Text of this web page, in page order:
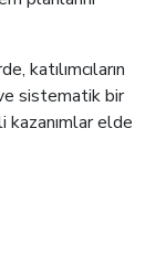
katılımcıların
sistematik bir
kazanımlar elde